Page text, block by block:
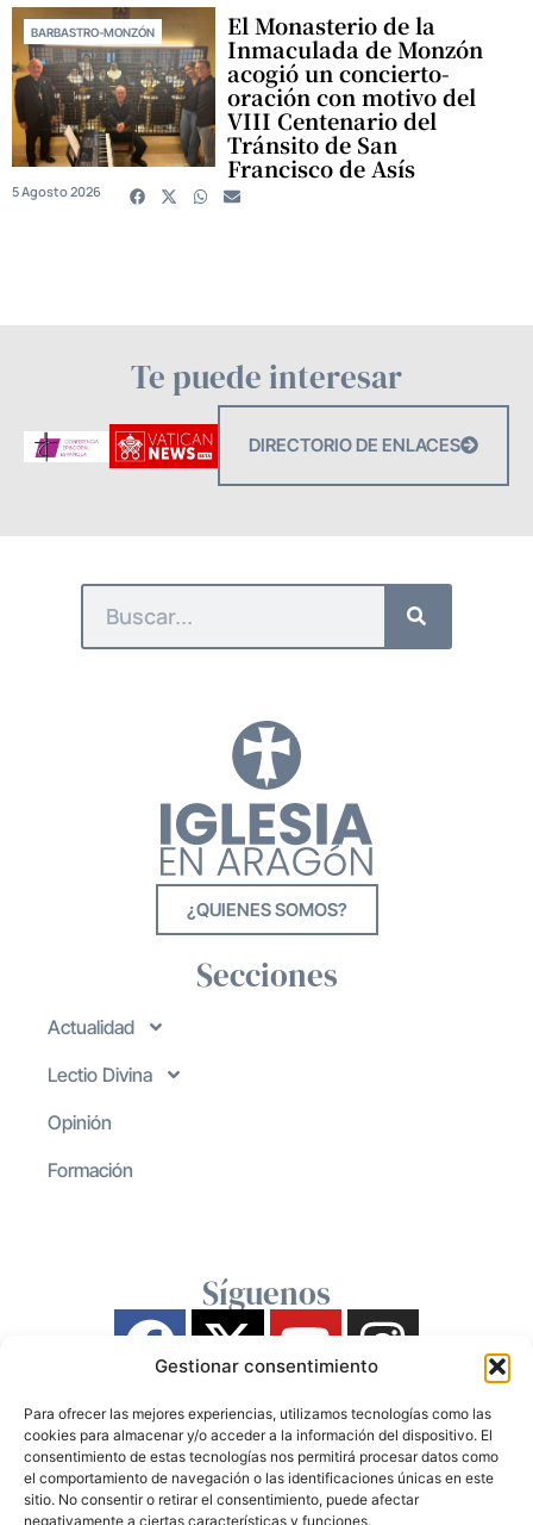
Gestionar consentimiento
Para ofrecer las mejores experiencias, utilizamos tecnologías como las
cookies para almacenar y/o acceder a la información del dispositivo. El
consentimiento de estas tecnologías nos permitirá procesar datos como
el comportamiento de navegación o las identificaciones únicas en este
sitio. No consentir o retirar el consentimiento, puede afectar
negativamente a ciertas características y funciones.
BARBASTRO-MONZÓN El Monasterio de la
Inmaculada de Monzón
acogió un concierto-
oración con motivo del
VIII Centenario del
Tránsito de San
Francisco de Asís
5 Agosto 2026
Te puede interesar
DIRECTORIO DE ENLACES
¿QUIENES SOMOS?
Secciones
Actualidad
Lectio Divina
Opinión
Formación
Síguenos